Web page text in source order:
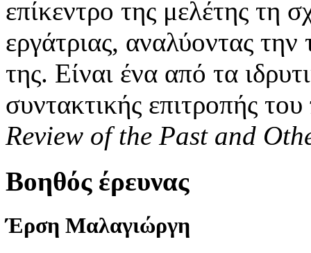
επίκεντρο της μελέτης τη
εργάτριας, αναλύοντας
της. Είναι ένα από τα
συντακτικής επιτροπής
Review of the Past and
Βοηθός έρευνας
Έρση Μαλαγιώργη